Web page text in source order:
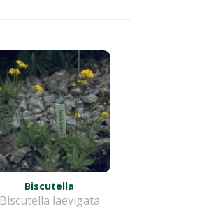
Biscutella
Biscutella laevigata